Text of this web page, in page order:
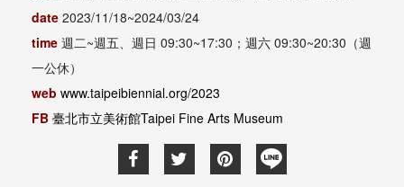
date 2023/11/18~2024/03/24
time 週二~週五、週日 09:30~17:30；週六 09:30~20:30（週
一公休）
web www.taipeibiennial.org/2023
FB 臺北市立美術館Taipei Fine Arts Museum